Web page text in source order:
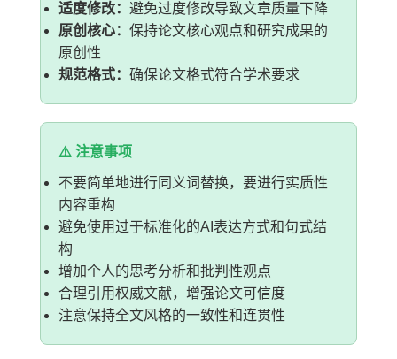
适度修改： 避免过度修改导致文章质量下降
原创核心： 保持论文核心观点和研究成果的
原创性
规范格式： 确保论文格式符合学术要求
⚠️ 注意事项
不要简单地进行同义词替换，要进行实质性
内容重构
避免使用过于标准化的AI表达方式和句式结
构
增加个人的思考分析和批判性观点
合理引用权威文献，增强论文可信度
注意保持全文风格的一致性和连贯性